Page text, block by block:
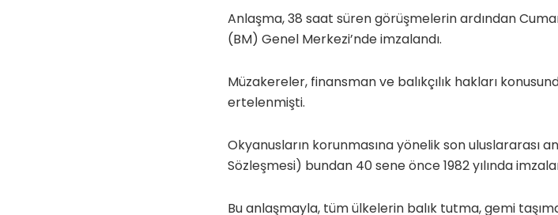
Anlaşma, 38 saat süren görüşmelerin ardından
(BM) Genel Merkezi’nde imzalandı.
Müzakereler, finansman ve balıkçılık hakları
ertelenmişti.
Okyanusların korunmasına yönelik son uluslararası
Sözleşmesi) bundan 40 sene önce 1982 yılında
Bu anlaşmayla, tüm ülkelerin balık tutma, gemi